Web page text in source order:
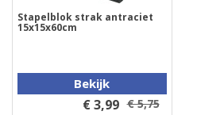
Stapelblok strak antraciet
15x15x60cm
Bekijk
€ 3,99 € 5,75